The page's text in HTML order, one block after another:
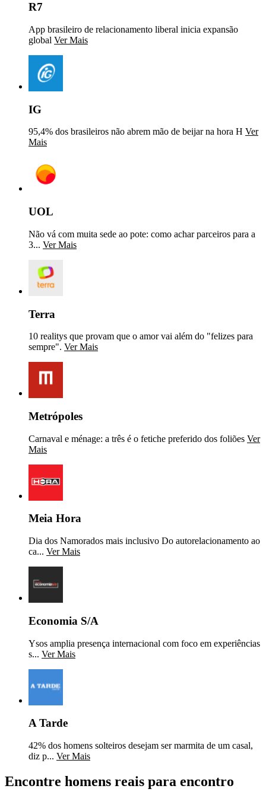
R7
App brasileiro de relacionamento liberal inicia expansão
global Ver Mais
IG
95,4% dos brasileiros não abrem mão de beijar na hora H Ver
Mais
UOL
Não vá com muita sede ao pote: como achar parceiros para a
3... Ver Mais
Terra
10 realitys que provam que o amor vai além do "felizes para
sempre". Ver Mais
Metrópoles
Carnaval e ménage: a três é o fetiche preferido dos foliões Ver
Mais
Meia Hora
Dia dos Namorados mais inclusivo Do autorelacionamento ao
ca... Ver Mais
Economia S/A
Ysos amplia presença internacional com foco em experiências
s... Ver Mais
A Tarde
42% dos homens solteiros desejam ser marmita de um casal,
diz p... Ver Mais
Encontre homens reais para encontro